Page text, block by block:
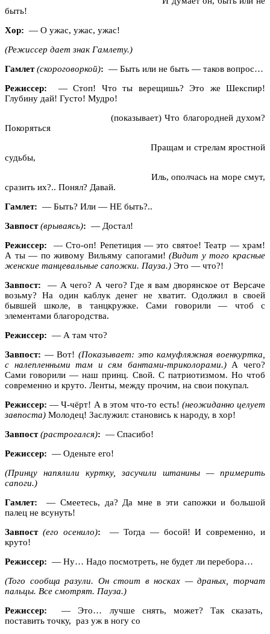
быть!
Хор: — О ужас, ужас, ужас!
(Режиссер дает знак Гамлету.)
Гамлет(скороговоркой): — Быть или не быть — таков вопрос…
Режиссер: — Стоп! Что ты верещишь? Это же Шекспир!
Глубину дай! Густо! Мудро!
(показывает) Что благородней духом?
Покоряться
Пращам и стрелам яростной
судьбы,
Иль, ополчась на море смут,
сразить их?.. Понял? Давай.
Гамлет: — Быть? Или — НЕ быть?..
Завпост(врываясь): — Достал!
Режиссер: — Сто-оп! Репетиция — это святое! Театр — храм!
А ты — по живому Вильяму сапогами!(Видит у того красные
женские танцевальные сапожки. Пауза.) Это — что?!
Завпост: — А чего? А чего? Где я вам дворянское от Версаче
возьму? На один каблук денег не хватит. Одолжил в своей
бывшей школе, в танцкружке. Сами говорили — чтоб с
элементами благородства.
Режиссер: — А там что?
Завпост: — Вот! (Показывает: это камуфляжная военкуртка,
с налепленными там и сям бантами-триколорами.)А чего?
Сами говорили — наш принц. Свой. С патриотизмом. Но чтоб
современно и круто. Ленты, между прочим, на свои покупал.
Режиссер: — Ч-чёрт! А в этом что-то есть! (неожиданно целует
завпоста) Молодец! Заслужил: становись к народу, в хор!
Завпост(растрогался): — Спасибо!
Режиссер: — Оденьте его!
(Принцу напялили куртку, засучили штанины — примерить
сапоги.)
Гамлет:— Смеетесь, да? Да мне в эти сапожки и большой
палец не всунуть!
Завпост (его осенило): — Тогда — босой! И современно, и
круто!
Режиссер: — Ну… Надо посмотреть, не будет ли перебора…
(Того сообща разули. Он стоит в носках — драных, торчат
пальцы. Все смотрят. Пауза.)
Режиссер:— Это… лучше снять, может? Так сказать,
поставить точку, раз уж в ногу со